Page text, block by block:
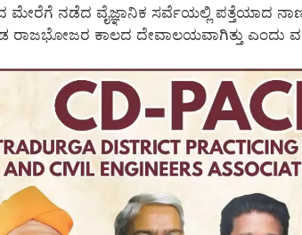
ನಡೆದ ವೈಜ್ಞಾನಿಕ ಸರ್ವೆಯಲ್ಲಿ ಪತ್ತೆಯಾದ
ಕಾಲದ ದೇವಾಲಯವಾಗಿತ್ತು ಎಂದು